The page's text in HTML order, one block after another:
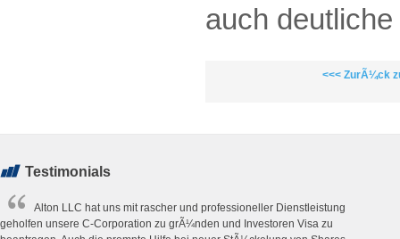
auch
<<< ZurÃ¼ck
Testimonials
Alton LLC hat uns mit rascher und professioneller Dienstleistung
geholfen unsere C-Corporation zu grÃ¼nden und Investoren Visa zu